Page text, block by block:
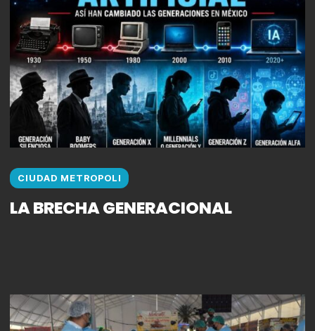
CIUDAD METROPOLI
LA BRECHA GENERACIONAL